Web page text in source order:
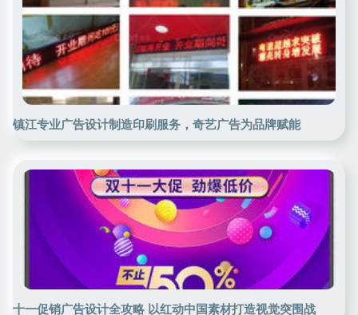
镇江专业广告设计制造印刷服务，奇艺广告为品牌赋能
十一促销广告设计全攻略 以红动中国素材打造视觉突围战